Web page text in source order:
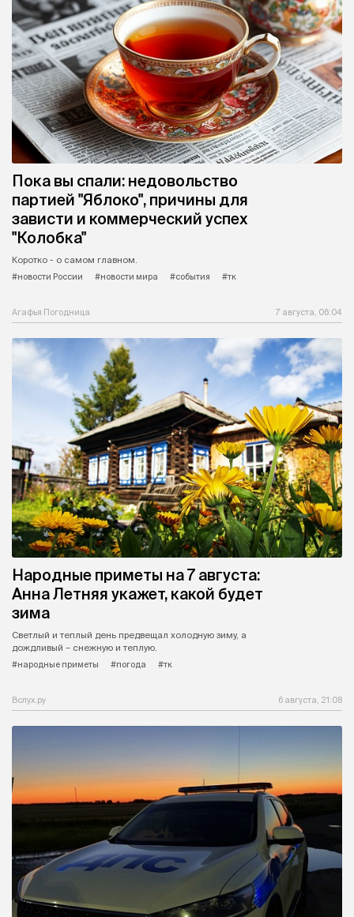
Пока вы спали: недовольство
партией "Яблоко", причины для
зависти и коммерческий успех
"Колобка"
Коротко - о самом главном.
#новости России
#новости мира #события #тк
Агафья Погодница 7 августа, 06:04
Народные приметы на 7 августа:
Анна Летняя укажет, какой будет
зима
Светлый и теплый день предвещал холодную зиму, а
дождливый – снежную и теплую.
#народные приметы
#погода #тк
Вслух.ру 6 августа, 21:08